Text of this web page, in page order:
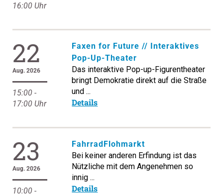
16:00 Uhr
22
Aug. 2026
15:00 -
17:00 Uhr
Faxen for Future // Interaktives
Pop-Up-Theater
Das interaktive Pop-up-Figurentheater
bringt Demokratie direkt auf die Straße
und ...
Details
23
Aug. 2026
10:00 -
FahrradFlohmarkt
Bei keiner anderen Erfindung ist das
Nützliche mit dem Angenehmen so
innig ...
Details